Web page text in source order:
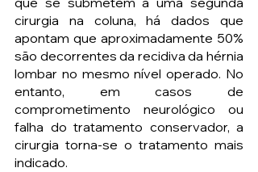
cirurgia na coluna, há dados que
apontam que aproximadamente 50%
são decorrentes da recidiva da hérnia
lombar no mesmo nível operado. No
entanto, em casos de
comprometimento neurológico ou
falha do tratamento conservador, a
cirurgia torna-se o tratamento mais
indicado.